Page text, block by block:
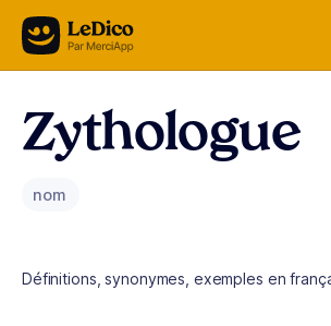
Aller au contenu
Zythologue
nom
Définitions, synonymes, exemples en